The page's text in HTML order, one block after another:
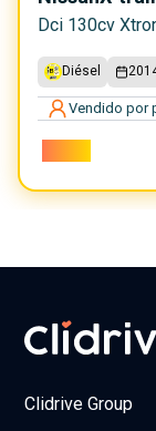
Dci 130cv
Diésel
Vendido por
Clidrive Group